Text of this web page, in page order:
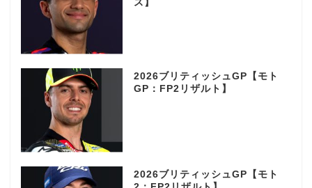
ス】
2026ブリティッシュGP【モト
GP：FP2リザルト】
2026ブリティッシュGP【モト